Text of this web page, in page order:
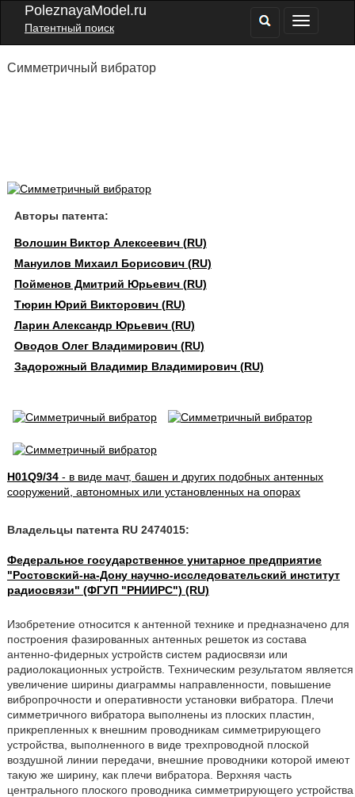
PoleznayaModel.ru
Патентный поиск
Симметричный вибратор
Авторы патента:
Волошин Виктор Алексеевич (RU)
Мануилов Михаил Борисович (RU)
Пойменов Дмитрий Юрьевич (RU)
Тюрин Юрий Викторович (RU)
Ларин Александр Юрьевич (RU)
Оводов Олег Владимирович (RU)
Задорожный Владимир Владимирович (RU)
H01Q9/34- в виде мачт, башен и других подобных антенных
сооружений, автономных или установленных на опорах
Владельцы патента RU 2474015:
Федеральное государственное унитарное предприятие
"Ростовский-на-Дону научно-исследовательский институт
радиосвязи" (ФГУП "РНИИРС") (RU)
Изобретение относится к антенной технике и предназначено для
построения фазированных антенных решеток из состава
антенно-фидерных устройств систем радиосвязи или
радиолокационных устройств. Техническим результатом является
увеличение ширины диаграммы направленности, повышение
вибропрочности и оперативности установки вибратора. Плечи
симметричного вибратора выполнены из плоских пластин,
прикрепленных к внешним проводникам симметрирующего
устройства, выполненного в виде трехпроводной плоской
воздушной линии передачи, внешние проводники которой имеют
такую же ширину, как плечи вибратора. Верхняя часть
центрального плоского проводника симметрирующего устройства